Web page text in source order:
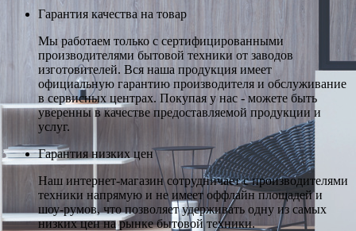
Гарантия качества на товар
Мы работаем только с сертифицированными
производителями бытовой техники от заводов
изготовителей. Вся наша продукция имеет
официальную гарантию производителя и обслуживание
в сервисных центрах. Покупая у нас - можете быть
уверенны в качестве предоставляемой продукции и
услуг.
Гарантия низких цен
Наш интернет-магазин сотрудничает с производителями
техники напрямую и не имеет оффлайн площадей и
шоу-румов, что позволяет удерживать одну из самых
низких цен на рынке бытовой техники.